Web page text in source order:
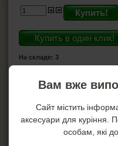
Купить!
Купить в один клик!
На складе: 3
Вам вже
Сайт містить
аксесуари для куріння.
особам, які